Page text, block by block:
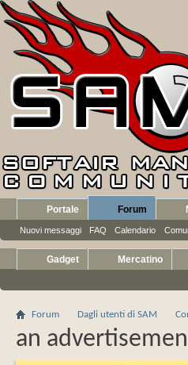
Portale Forum
Nuovi messaggi FAQ Calendario
Gadget Mercatino
Forum Dagli utenti di SAM
an